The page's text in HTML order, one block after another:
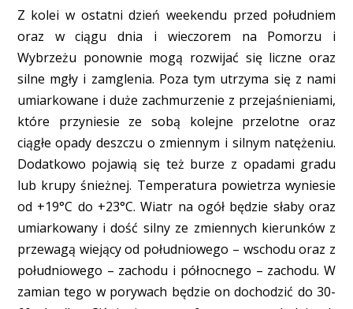
Z kolei w ostatni dzień weekendu przed południem
oraz w ciągu dnia i wieczorem na Pomorzu i
Wybrzeżu ponownie mogą rozwijać się liczne oraz
silne mgły i zamglenia. Poza tym utrzyma się z nami
umiarkowane i duże zachmurzenie z przejaśnieniami,
które przyniesie ze sobą kolejne przelotne oraz
ciągłe opady deszczu o zmiennym i silnym natężeniu.
Dodatkowo pojawią się też burze z opadami gradu
lub krupy śnieżnej. Temperatura powietrza wyniesie
od +19°C do +23°C. Wiatr na ogół będzie słaby oraz
umiarkowany i dość silny ze zmiennych kierunków z
przewagą wiejący od południowego – wschodu oraz z
południowego – zachodu i północnego – zachodu. W
zamian tego w porywach będzie on dochodzić do 30-